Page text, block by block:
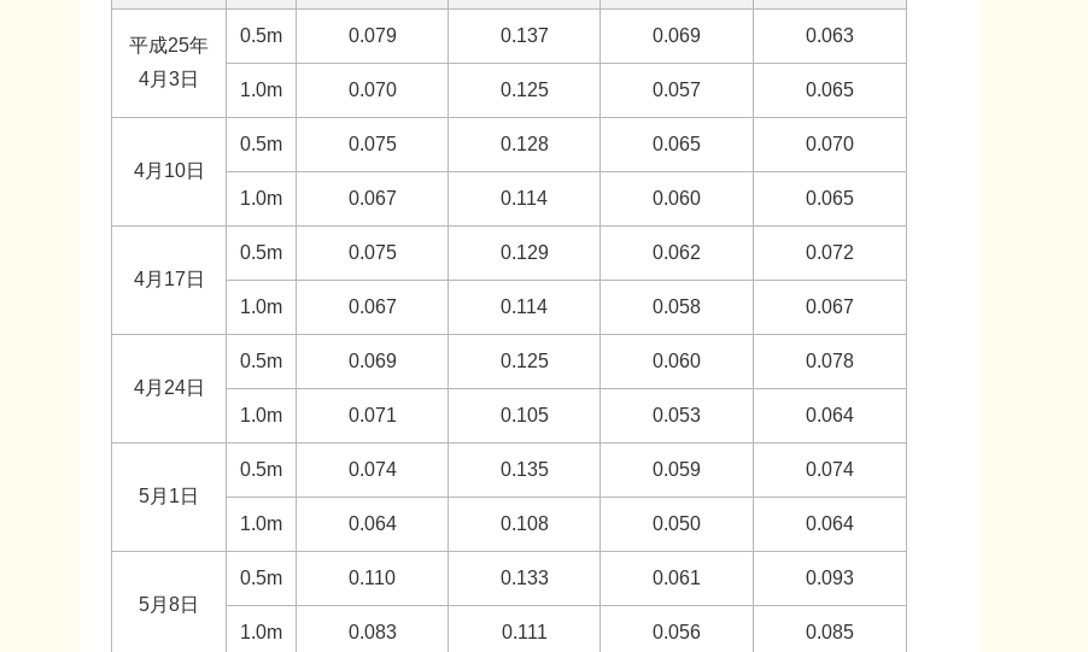
平成25年
4月3日
0.5m 0.079 0.137 0.069 0.063
1.0m 0.070 0.125 0.057 0.065
4月10日
0.5m 0.075 0.128 0.065 0.070
1.0m 0.067 0.114 0.060 0.065
4月17日
0.5m 0.075 0.129 0.062 0.072
1.0m 0.067 0.114 0.058 0.067
4月24日
0.5m 0.069 0.125 0.060 0.078
1.0m 0.071 0.105 0.053 0.064
5月1日
0.5m 0.074 0.135 0.059 0.074
1.0m 0.064 0.108 0.050 0.064
5月8日
0.5m 0.110 0.133 0.061 0.093
1.0m 0.083 0.111 0.056 0.085